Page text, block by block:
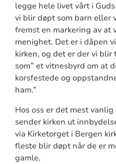
legge hele livet vårt i
vi blir døpt som barn eller
fremst en markering av at
menighet. Det er i dåpen
kirken, og det er der vi
som” et vitnesbyrd om at
korsfestede og
ham.”
Hos oss er det mest
sender kirken ut
via Kirketorget i Bergen
fleste blir døpt når de er
gamle.